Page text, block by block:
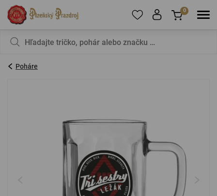
zaregistrujte sa
PRIHLÁSIŤ SA
Zabudnuté heslo Nová registrácia
0
Poháre